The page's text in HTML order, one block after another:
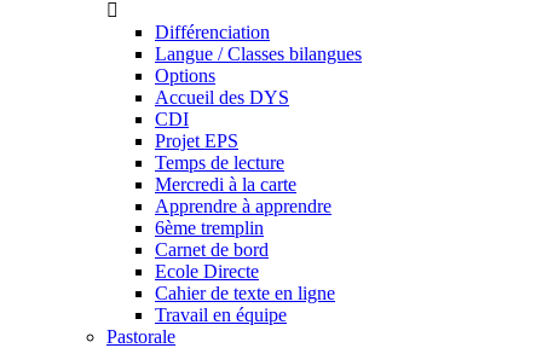
Différenciation
Langue / Classes bilangues
Options
Accueil des DYS
CDI
Projet EPS
Temps de lecture
Mercredi à la carte
Apprendre à apprendre
6ème tremplin
Carnet de bord
Ecole Directe
Cahier de texte en ligne
Travail en équipe
Pastorale